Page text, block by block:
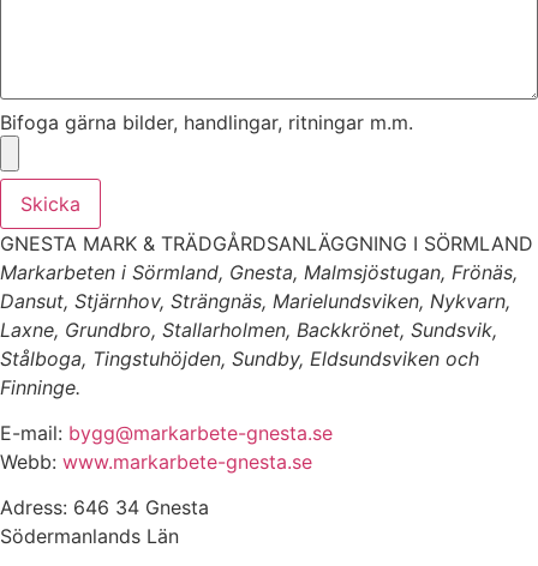
Bifoga gärna bilder, handlingar, ritningar m.m.
Skicka
GNESTA MARK & TRÄDGÅRDSANLÄGGNING I SÖRMLAND
Markarbeten i Sörmland, Gnesta, Malmsjöstugan, Frönäs,
Dansut, Stjärnhov, Strängnäs, Marielundsviken, Nykvarn,
Laxne, Grundbro, Stallarholmen, Backkrönet, Sundsvik,
Stålboga, Tingstuhöjden, Sundby, Eldsundsviken och
Finninge.
E-mail: bygg@markarbete-gnesta.se
Webb: www.markarbete-gnesta.se
Adress: 646 34 Gnesta
Södermanlands Län